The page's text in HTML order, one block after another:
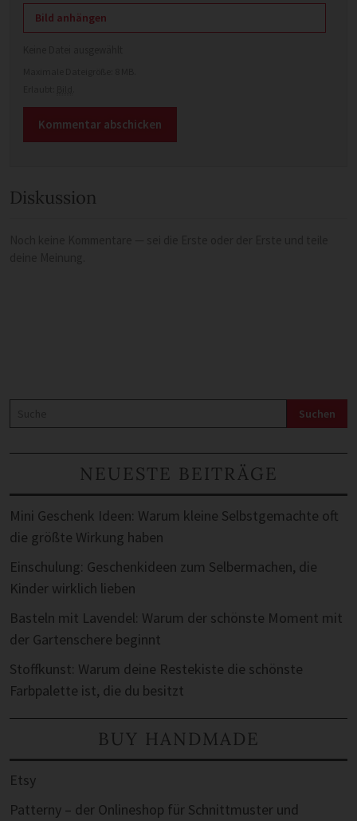
Bild anhängen
Diskussion
Suchen
NEUESTE BEITRÄGE
Mini Geschenk Ideen: Warum kleine Selbstgemachte oft
die größte Wirkung haben
Einschulung: Geschenkideen zum Selbermachen, die
Kinder wirklich lieben
Basteln mit Lavendel: Warum der schönste Moment mit
der Gartenschere beginnt
Stoffkunst: Warum deine Restekiste die schönste
Farbpalette ist, die du besitzt
BUY HANDMADE
Etsy
Patterny – der Onlineshop für Schnittmuster und